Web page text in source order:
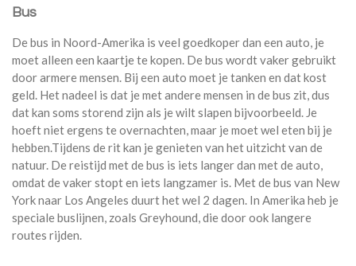
Bus
De bus in Noord-Amerika is veel goedkoper dan een auto, je
moet alleen een kaartje te kopen. De bus wordt vaker gebruikt
door armere mensen. Bij een auto moet je tanken en dat kost
geld. Het nadeel is dat je met andere mensen in de bus zit, dus
dat kan soms storend zijn als je wilt slapen bijvoorbeeld. Je
hoeft niet ergens te overnachten, maar je moet wel eten bij je
hebben.Tijdens de rit kan je genieten van het uitzicht van de
natuur. De reistijd met de bus is iets langer dan met de auto,
omdat de vaker stopt en iets langzamer is. Met de bus van New
York naar Los Angeles duurt het wel 2 dagen. In Amerika heb je
speciale buslijnen, zoals Greyhound, die door ook langere
routes rijden.